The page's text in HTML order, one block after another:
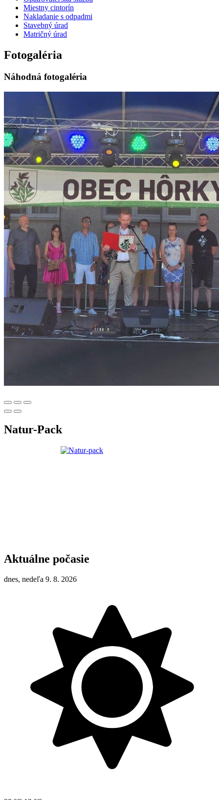
Miestny cintorín
Nakladanie s odpadmi
Stavebný úrad
Matričný úrad
Fotogaléria
Náhodná fotogaléria
Natur-Pack
Aktuálne počasie
dnes, nedeľa 9. 8. 2026